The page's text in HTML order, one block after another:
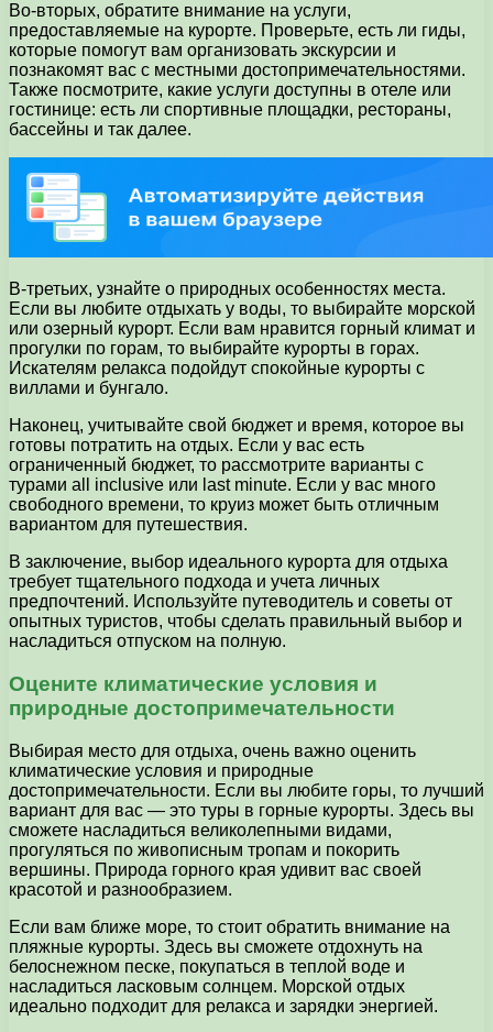
Во-вторых, обратите внимание на услуги,
предоставляемые на курорте. Проверьте, есть ли гиды,
которые помогут вам организовать экскурсии и
познакомят вас с местными достопримечательностями.
Также посмотрите, какие услуги доступны в отеле или
гостинице: есть ли спортивные площадки, рестораны,
бассейны и так далее.
В-третьих, узнайте о природных особенностях места.
Если вы любите отдыхать у воды, то выбирайте морской
или озерный курорт. Если вам нравится горный климат и
прогулки по горам, то выбирайте курорты в горах.
Искателям релакса подойдут спокойные курорты с
виллами и бунгало.
Наконец, учитывайте свой бюджет и время, которое вы
готовы потратить на отдых. Если у вас есть
ограниченный бюджет, то рассмотрите варианты с
турами all inclusive или last minute. Если у вас много
свободного времени, то круиз может быть отличным
вариантом для путешествия.
В заключение, выбор идеального курорта для отдыха
требует тщательного подхода и учета личных
предпочтений. Используйте путеводитель и советы от
опытных туристов, чтобы сделать правильный выбор и
насладиться отпуском на полную.
Оцените климатические условия и
природные достопримечательности
Выбирая место для отдыха, очень важно оценить
климатические условия и природные
достопримечательности. Если вы любите горы, то лучший
вариант для вас — это туры в горные курорты. Здесь вы
сможете насладиться великолепными видами,
прогуляться по живописным тропам и покорить
вершины. Природа горного края удивит вас своей
красотой и разнообразием.
Если вам ближе море, то стоит обратить внимание на
пляжные курорты. Здесь вы сможете отдохнуть на
белоснежном песке, покупаться в теплой воде и
насладиться ласковым солнцем. Морской отдых
идеально подходит для релакса и зарядки энергией.